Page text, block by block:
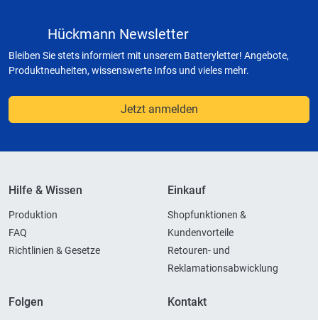
Hückmann Newsletter
Bleiben Sie stets informiert mit unserem Batteryletter! Angebote,
Produktneuheiten, wissenswerte Infos und vieles mehr.
Jetzt anmelden
Hilfe & Wissen
Produktion
FAQ
Richtlinien & Gesetze
Einkauf
Shopfunktionen &
Kundenvorteile
Retouren- und
Reklamationsabwicklung
Folgen Kontakt